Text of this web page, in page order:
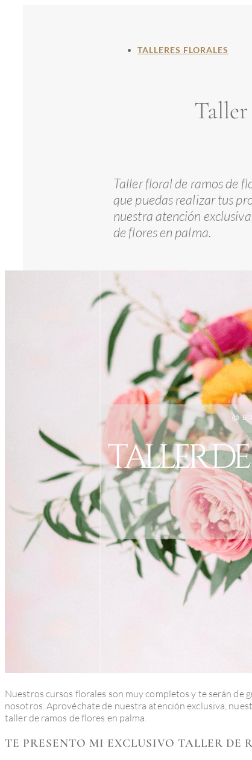
TALLERES FLORALES
Taller floral de ramos de
que puedas realizar tus
nuestra atención
de flores en palma.
Nuestros cursos florales son muy completos y te serán de
nosotros. Aprovéchate de nuestra atención exclusiva,
taller de ramos de flores en palma.
TE PRESENTO MI EXCLUSIVO TALLER DE